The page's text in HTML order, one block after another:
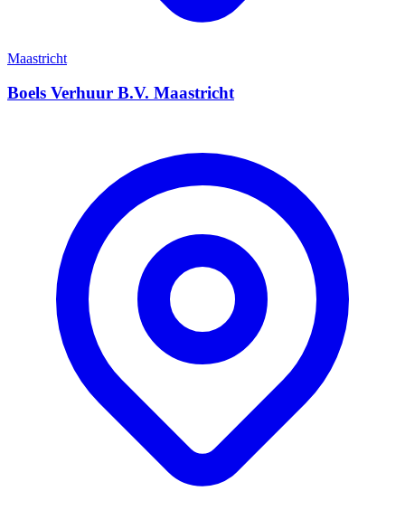
Maastricht
Boels Verhuur B.V. Maastricht